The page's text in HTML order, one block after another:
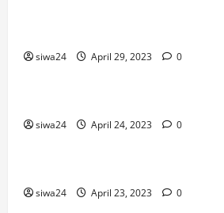
siwa24 April 29, 2023 0
Pfannen-Gerichte Rezepte
siwa24 April 24, 2023 0
Brot & Brötchen
siwa24 April 23, 2023 0
Brot & Brötchen